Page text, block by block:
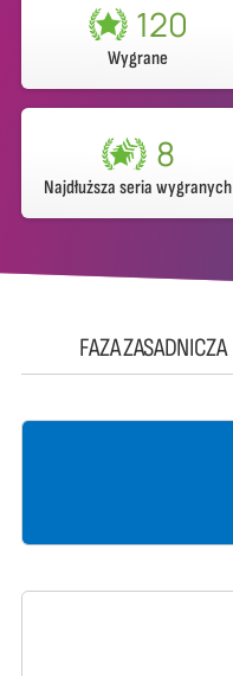
120
Wygrane
8
Najdłuższa seria wygranych
FAZA ZASADNICZA